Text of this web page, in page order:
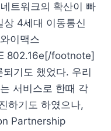
트워크의 확산이 빠
상 4세대 이동통신
이맥스
802.16e[/footnote]
기도 했었다. 우리
서비스로 한때 각
하기도 하였으나,
Partnership